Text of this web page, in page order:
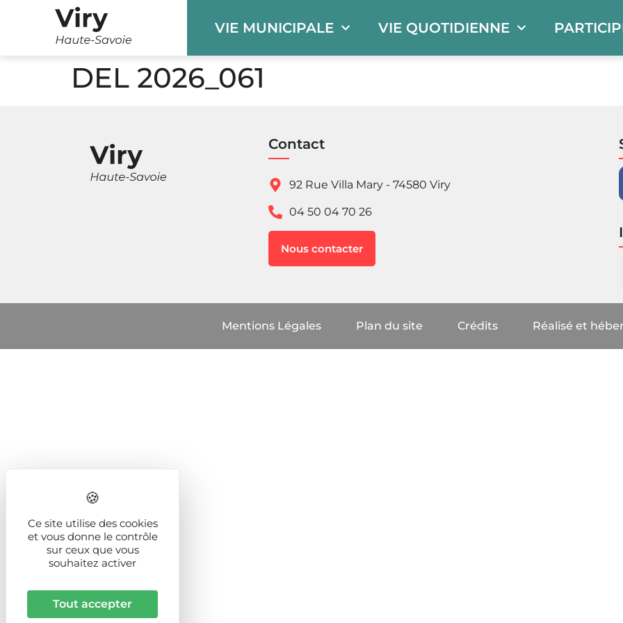
VIE MUNICIPALE VIE QUOTIDIENNE
DEL 2026_061
Contact
92 Rue Villa Mary - 74580 Viry
04 50 04 70 26
Nous contacter
Mentions Légales Plan du site Crédits Réalisé et
Panneau de gestion des cookies
Ce site utilise des cookies
et vous donne le contrôle
sur ceux que vous
souhaitez activer
Tout accepter